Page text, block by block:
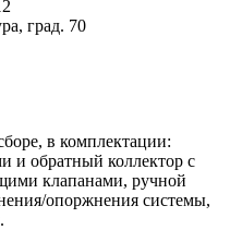
град. 70
в комплектации:
и обратный коллектор с
клапанами, ручной
опоржнения системы,